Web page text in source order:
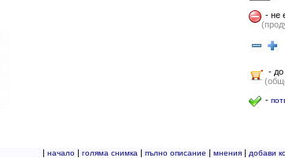
- не
- до
-
| начало| голяма снимка | пълно описание | мнения| добави